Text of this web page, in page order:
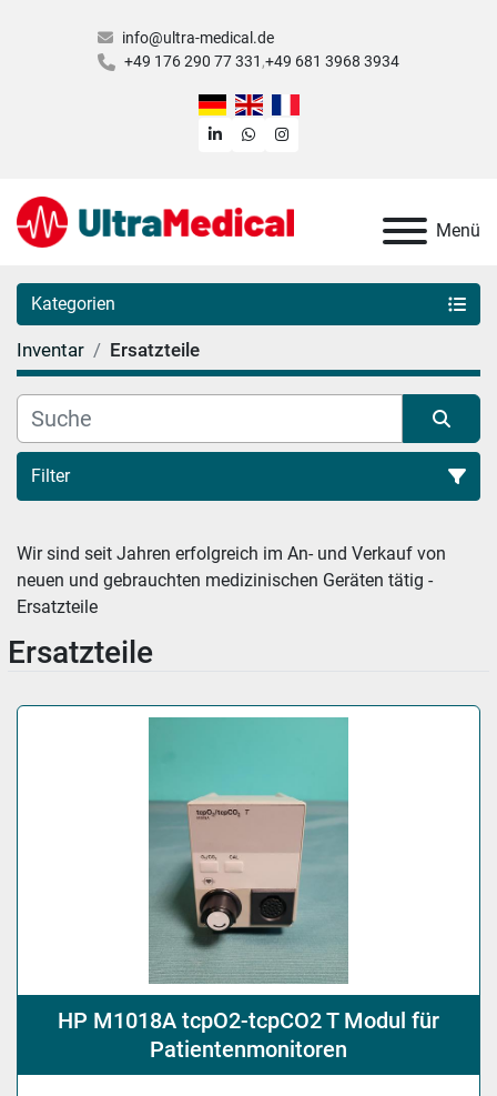
info@ultra-medical.de
+49 176 290 77 331 +49 681 3968 3934
linkedinwhatsappinstagram
Menü
Kategorien
Inventar Ersatzteile
Filter
Sortieren nach
Wir sind seit Jahren erfolgreich im An- und Verkauf von
neuen und gebrauchten medizinischen Geräten tätig -
Ersatzteile
Ersatzteile
HP M1018A tcpO2-tcpCO2 T Modul für
Patientenmonitoren